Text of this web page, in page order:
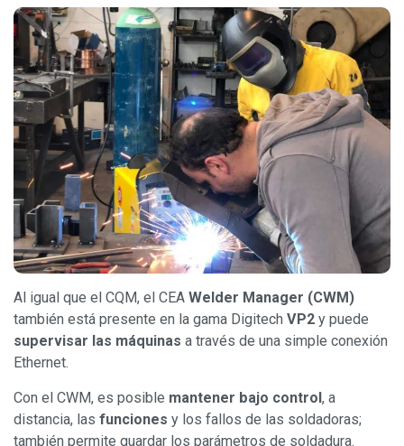
Al igual que el CQM, el CEA Welder Manager (CWM)
también está presente en la gama Digitech VP2 y puede
supervisar las máquinas a través de una simple conexión
Ethernet.
Con el CWM, es posible mantener bajo control, a
distancia, las funciones y los fallos de las soldadoras;
también permite guardar los parámetros de soldadura.